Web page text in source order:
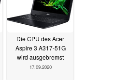
Die CPU des Acer
Aspire 3 A317-51G
wird ausgebremst
17.09.2020